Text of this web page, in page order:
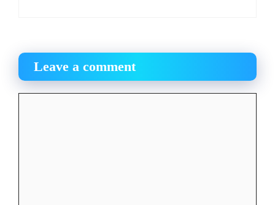
Leave a comment